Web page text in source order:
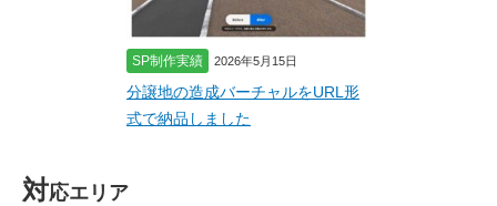
SP制作実績 2026年5月15日
分譲地の造成バーチャルをURL形
式で納品しました
対応エリア